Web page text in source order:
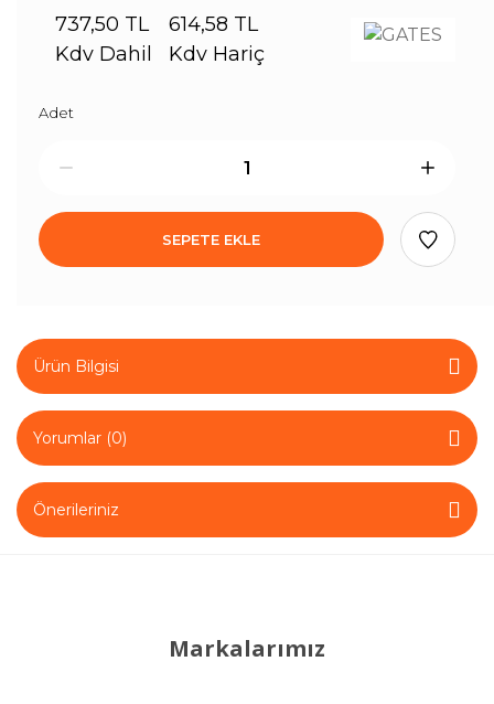
737,50 TL
Kdv Dahil
614,58 TL
Kdv Hariç
Adet
SEPETE EKLE
Ürün Bilgisi
Yorumlar (0)
Önerileriniz
Markalarımız